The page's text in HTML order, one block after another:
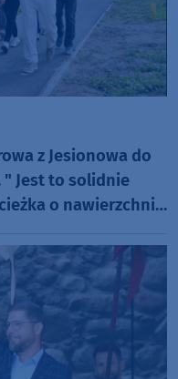
z Jesionowa do
" Jest to solidnie
o nawierzchni